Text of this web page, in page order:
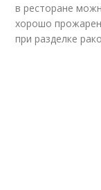
в ресторане
хорошо
при разделке